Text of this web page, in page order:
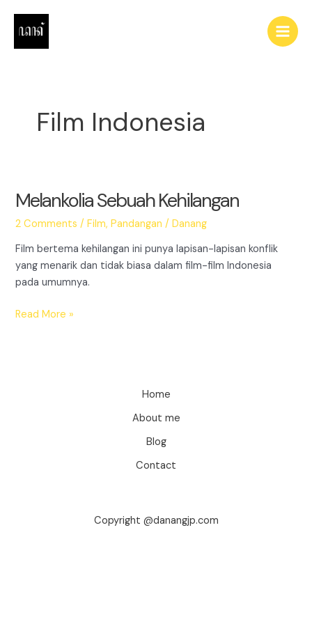
content
Main
Film Indonesia
Melankolia Sebuah Kehilangan
2 Comments /Film,Pandangan /Danang
Film bertema kehilangan ini punya lapisan-lapisan konflik
yang menarik dan tidak biasa dalam film-film Indonesia
pada umumnya.
Melankolia
Read More »
Home
About me
Blog
Contact
Copyright @danangjp.com